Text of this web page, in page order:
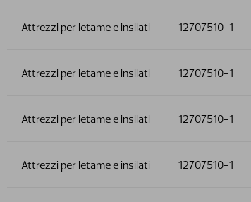
Attrezzi per letame e insilati 12707510-1
Attrezzi per letame e insilati 12707510-1
Attrezzi per letame e insilati 12707510-1
Attrezzi per letame e insilati 12707510-1